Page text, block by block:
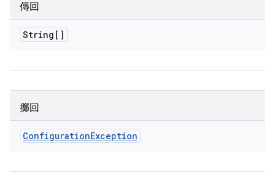
傳回
String[]
擲回
ConfigurationException